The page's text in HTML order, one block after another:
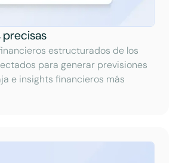
precisas
estructurados de los
para generar previsiones
e insights financieros más